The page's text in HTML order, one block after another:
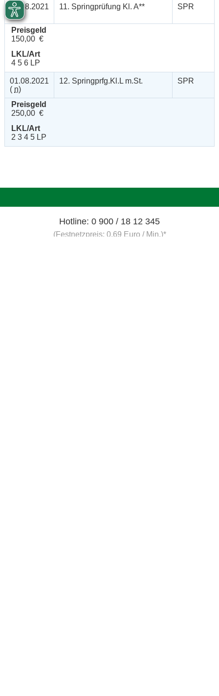
01.08.2021
(n
11. Springprüfung Kl. A** SPR
Preisgeld
150,00 €
LKL/Art
4 5 6 LP
01.08.2021
( n)
12. Springprfg.Kl.L m.St. SPR
Preisgeld
250,00 €
LKL/Art
2 3 4 5 LP
Hotline: 0 900 / 18 12 345
(Festnetzpreis: 0,69 Euro / Min.)*